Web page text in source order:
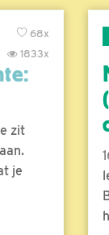
68x
1833x
zit
je